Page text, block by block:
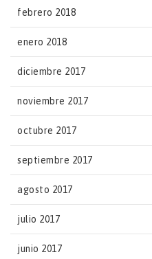
febrero 2018
enero 2018
diciembre 2017
noviembre 2017
octubre 2017
septiembre 2017
agosto 2017
julio 2017
junio 2017